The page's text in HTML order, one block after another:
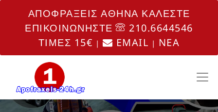
ΑΠΟΦΡΑΞΕΙΣ ΑΘΗΝΑ ΚΑΛΕΣΤΕ
ΕΠΙΚΟΙΝΩΝΗΣΤΕ
210.6644546
ΤΙΜΕΣ 15€ | EMAIL | NEA